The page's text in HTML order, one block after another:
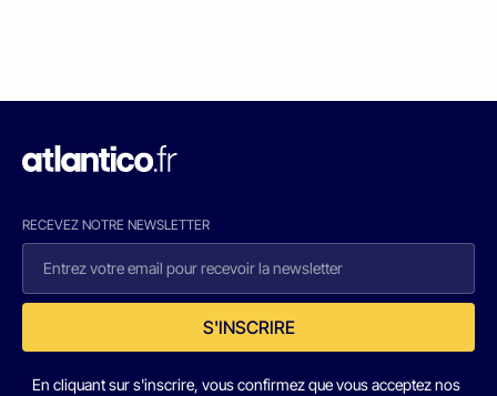
RECEVEZ NOTRE NEWSLETTER
S'INSCRIRE
En cliquant sur s'inscrire, vous confirmez que vous acceptez nos